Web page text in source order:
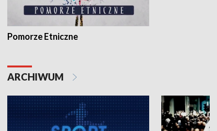
Pomorze Etniczne
ARCHIWUM